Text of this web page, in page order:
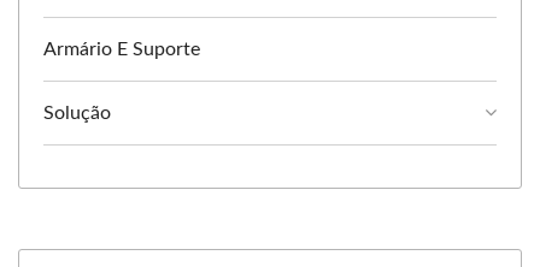
Armário E Suporte
Solução